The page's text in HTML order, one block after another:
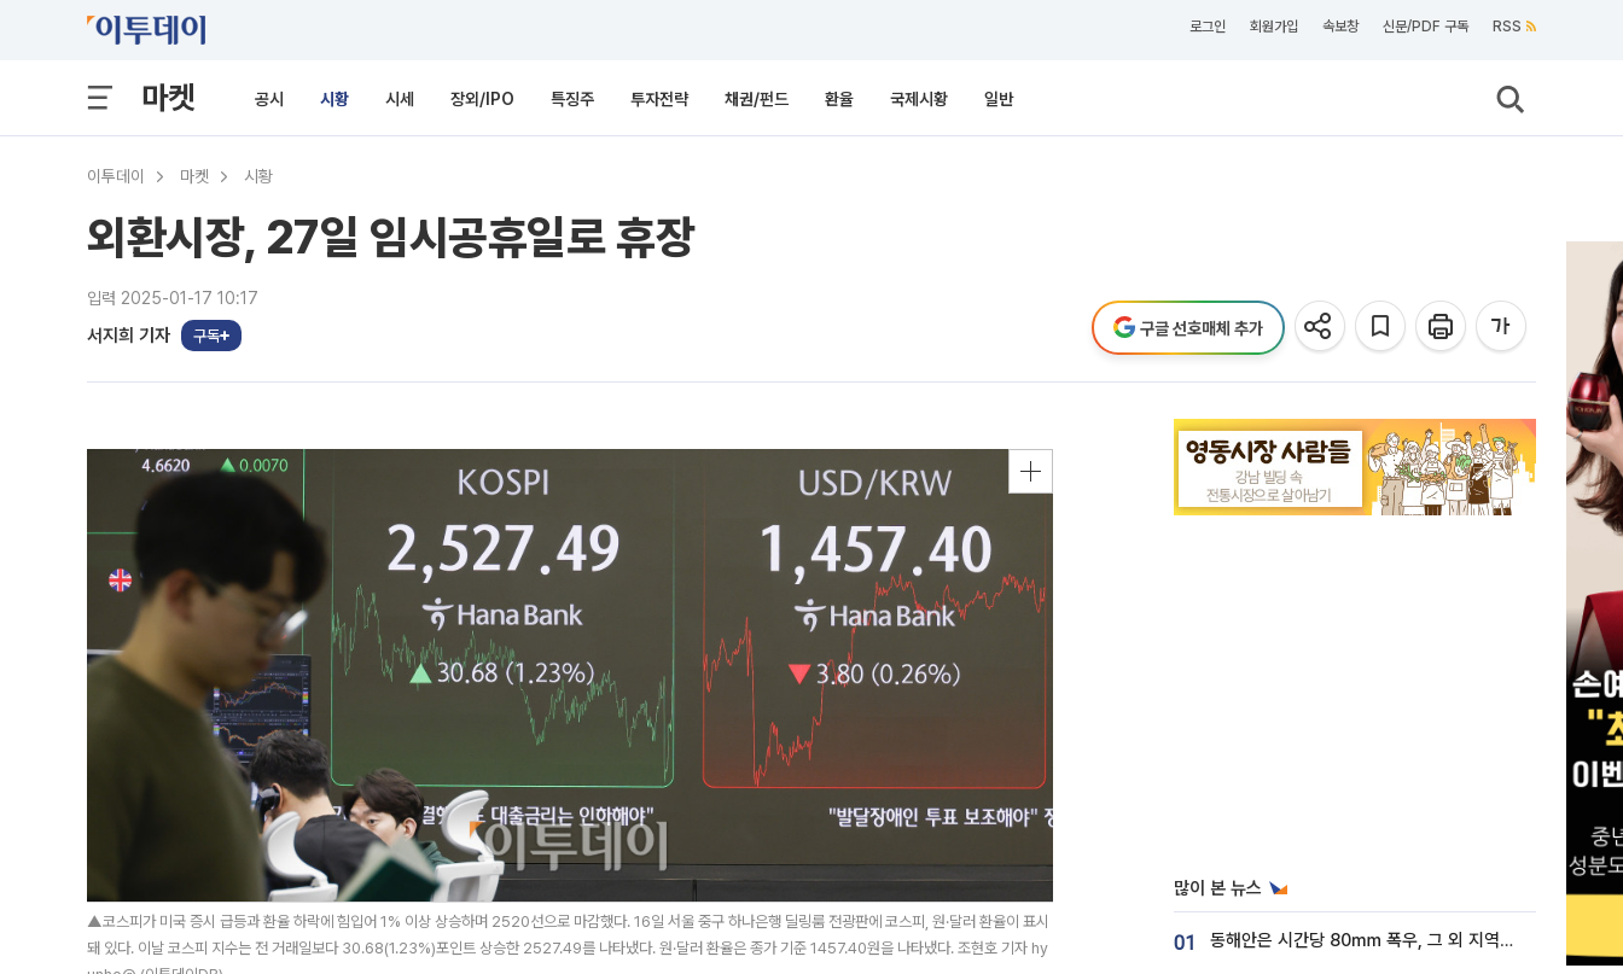
로그인 회원가입 속보창 신문/PDF 구독 RSS
마켓 공시 시황 시세 장외/IPO 특징주 투자전략 채권/펀드 환율 국제시황 일반
이투데이 마켓 시황
외환시장, 27일 임시공휴일로 휴장
입력 2025-01-17 10:17
서지희 기자 구독 구글 선호매체 추가
▲코스피가 미국 증시 급등과 환율 하락에 힘입어 1% 이상 상승하며 2520선으로 마감했다. 16일 서울 중구 하나은행 딜링룸 전광판에 코스피, 원·달러 환율이 표시
돼 있다. 이날 코스피 지수는 전 거래일보다 30.68(1.23%)포인트 상승한 2527.49를 나타냈다. 원·달러 환율은 종가 기준 1457.40원을 나타냈다. 조현호 기자 hy
많이 본 뉴스
01 동해안은 시간당 80㎜ 폭우, 그 외 지역은 폭염…‘극과 극 날씨’